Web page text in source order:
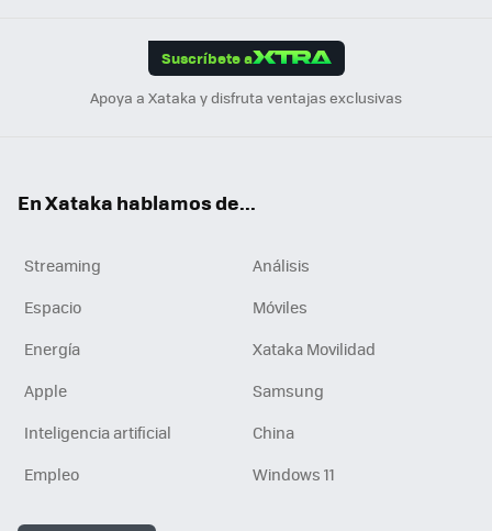
Suscríbete a
Apoya a Xataka y disfruta ventajas exclusivas
En Xataka hablamos de...
Streaming
Análisis
Espacio
Móviles
Energía
Xataka Movilidad
Apple
Samsung
Inteligencia artificial
China
Empleo
Windows 11